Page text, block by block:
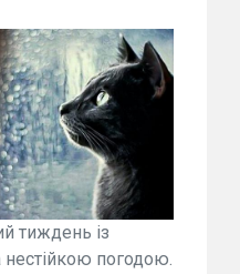
тиждень із
погодою.